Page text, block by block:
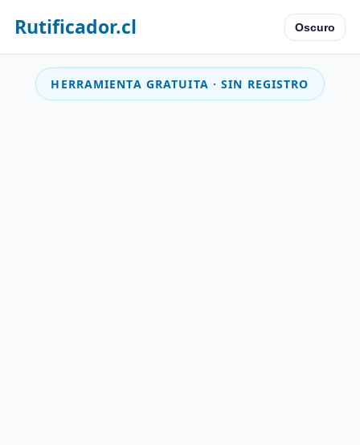
Rutificador.cl Oscuro
HERRAMIENTA GRATUITA · SIN REGISTRO